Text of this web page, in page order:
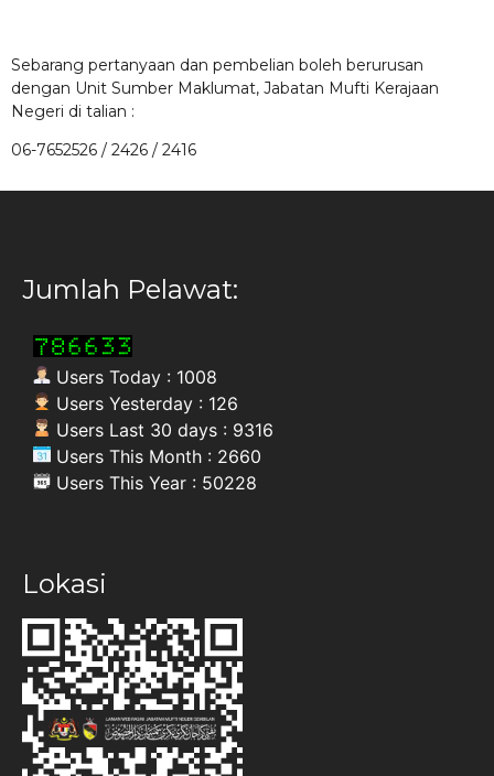
Sebarang pertanyaan dan pembelian boleh berurusan
dengan Unit Sumber Maklumat, Jabatan Mufti Kerajaan
Negeri di talian :
06-7652526 / 2426 / 2416
Jumlah Pelawat:
Users Today : 1008
Users Yesterday : 126
Users Last 30 days : 9316
Users This Month : 2660
Users This Year : 50228
Lokasi